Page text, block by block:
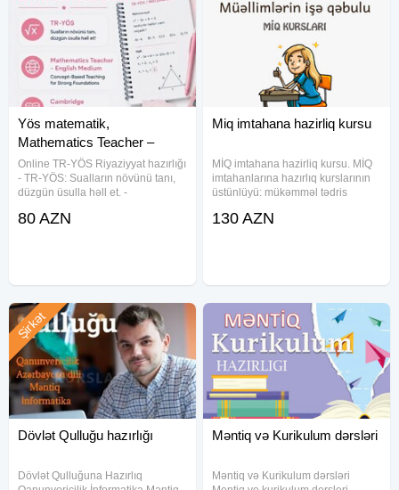
Yös matematik,
Mathematics Teacher –
English Medium
Online TR-YÖS Riyaziyyat hazırlığı
- TR-YÖS: Sualların növünü tanı,
düzgün üsulla həll et. -
Medium: Konsept əsaslı tədris,
80 AZN
Miq imtahana hazirliq kursu
MİQ imtahana hazirliq kursu. MİQ
imtahanlarına hazırlıq kurslarının
üstünlüyü: mükəmməl tədris
dərslərin anlaşılan, dəqiq və ətraflı
130 AZN
Dövlət Qulluğu hazırlığı
Dövlət Qulluğuna Hazırlıq
Şirkət
Məntiq və Kurikulum dərsləri
Məntiq və Kurikulum dərsləri